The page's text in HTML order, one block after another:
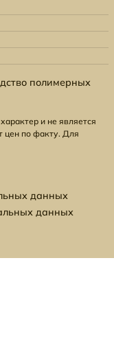
полимерных
и не является
цен по факту. Для
данных
данных